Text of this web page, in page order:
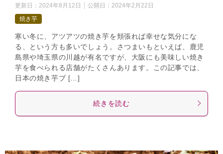
更新日： 2024年8月12日 公開日： 2024年2月22日
焼き芋
寒い冬に、アツアツの焼き芋を頬張れば幸せな気分にな
る、という方も多いでしょう。さつまいもといえば、鹿児
島県や埼玉県の川越が有名ですが、大阪にも美味しい焼き
芋を食べられる店舗がたくさんあります。この記事では、
日本の焼き芋ブ […]
続きを読む